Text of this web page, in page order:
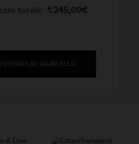
totale: 1.245,00€
AL CARRELLO